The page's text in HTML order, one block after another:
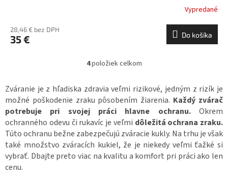
Vypredané
28,46 € bez DPH
35 € Do košíka
O
l
á
d
a
c
i
e
p
4položiek celkom
Zváranie je z hľadiska zdravia veľmi rizikové, jedným z rizík je
možné poškodenie zraku pôsobením žiarenia. Každý zvárač
potrebuje pri svojej práci hlavne ochranu.Okrem
ochranného odevu či rukavíc je veľmi dôležitá ochrana zraku.
Túto ochranu bežne zabezpečujú zváracie kukly. Na trhu je však
také množstvo zváracích kukiel, že je niekedy veľmi ťažké si
vybrať. Dbajte preto viac na kvalitu a komfort pri práci ako len
cenu.